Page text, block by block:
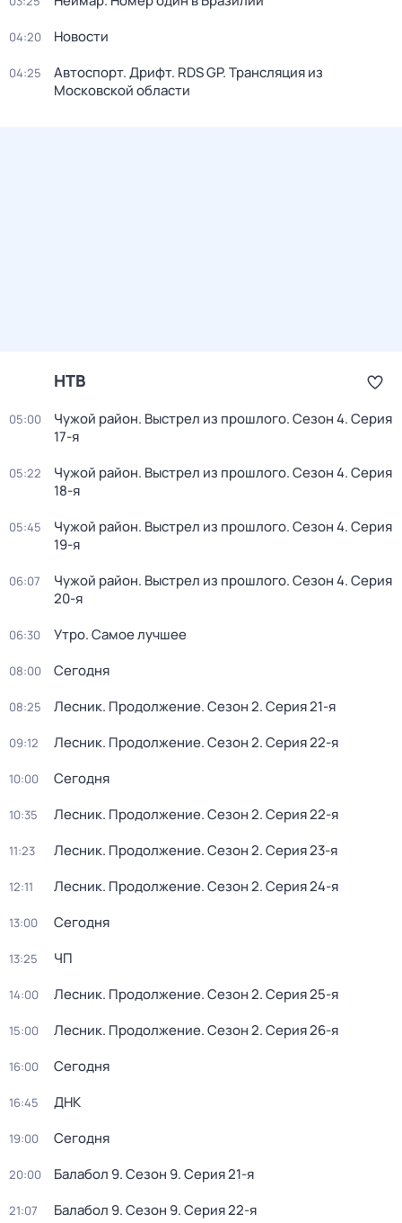
04:20 Новости
04:25
Автоспорт. Дрифт. RDS GP. Трансляция из
Московской области
НТВ
05:00 Чужой район. Выстрел из прошлого. Сезон 4. Серия
17-я
05:22 Чужой район. Выстрел из прошлого. Сезон 4. Серия
18-я
05:45 Чужой район. Выстрел из прошлого. Сезон 4. Серия
19-я
06:07 Чужой район. Выстрел из прошлого. Сезон 4. Серия
20-я
06:30 Утро. Самое лучшее
08:00 Сегодня
08:25 Лесник. Продолжение. Сезон 2. Серия 21-я
09:12 Лесник. Продолжение. Сезон 2. Серия 22-я
10:00 Сегодня
10:35 Лесник. Продолжение. Сезон 2. Серия 22-я
11:23 Лесник. Продолжение. Сезон 2. Серия 23-я
12:11 Лесник. Продолжение. Сезон 2. Серия 24-я
13:00 Сегодня
13:25 ЧП
14:00 Лесник. Продолжение. Сезон 2. Серия 25-я
15:00 Лесник. Продолжение. Сезон 2. Серия 26-я
16:00 Сегодня
16:45 ДНК
19:00 Сегодня
20:00 Балабол 9. Сезон 9. Серия 21-я
21:07 Балабол 9. Сезон 9. Серия 22-я